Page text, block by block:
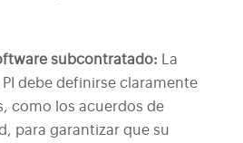
subcontratado:
La
debe definirse claramente
como los acuerdos de
para garantizar que su